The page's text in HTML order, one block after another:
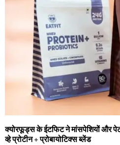
क्योरफूड्स के ईटफिट ने मांसपेशियों और
व्हे प्रोटीन + प्रोबायोटिक्स ब्लेंड